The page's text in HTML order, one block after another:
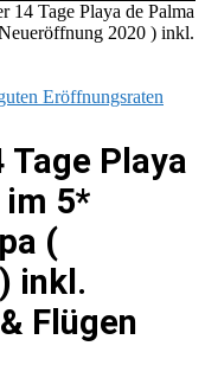
14 Tage Playa de Palma
2020 ) inkl.
Eröffnungsraten
Tage Playa
im 5*
(
inkl.
Flügen